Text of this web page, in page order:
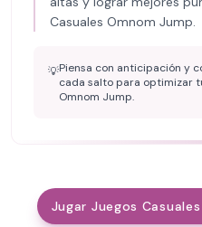
Casuales Omnom Jump.
💡Piensa con anticipación y
cada salto para optimizar
Omnom Jump.
Jugar Juegos